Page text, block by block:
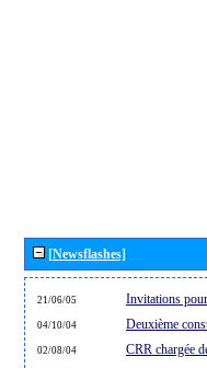
[Newsflashes]
21/06/05 Invitations
04/10/04 Deuxième
02/08/04 CRR chargée